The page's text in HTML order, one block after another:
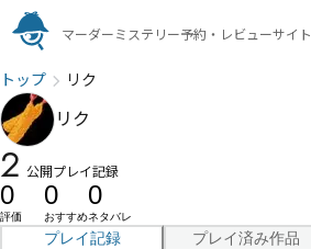
マーダーミステリー予約・レビューサイト
トップ リク
リク
2 公開プレイ記録
0
評価
0
おすすめ
0
ネタバレ
プレイ記録 プレイ済み作品